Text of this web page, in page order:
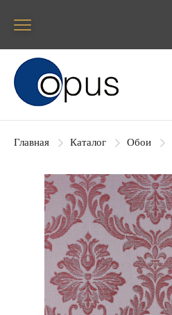
Блок поиска
Главная Каталог Обои